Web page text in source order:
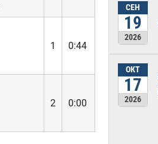
1
0:44
2
0:00
СЕН
19
2026
ОКТ
17
2026